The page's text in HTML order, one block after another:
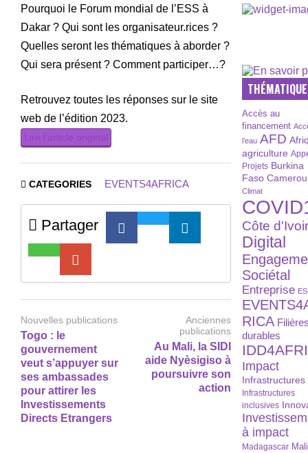
Pourquoi le Forum mondial de l’ESS à
Dakar ? Qui sont les organisateur.rices ?
Quelles seront les thématiques à aborder ?
Qui sera présent ? Comment participer…?
Retrouvez toutes les réponses sur le site
web de l’édition 2023.
Lire l’article original
CATEGORIES EVENTS4AFRICA
Partager
Nouvelles publications
Togo : le
gouvernement
veut s’appuyer sur
ses ambassades
pour attirer les
Investissements
Directs Etrangers
Anciennes
publications
Au Mali, la SIDI
aide Nyèsigiso à
poursuivre son
action
Accès au
financement
l’eau AFD
agriculture
Projets Burkina
Faso
Climat
Côte
Digital
Sociétal
Entreprise
RICA
durables
Impact
Infrastructures
Infrastructures
inclusives
à impact
Madagascar Mali